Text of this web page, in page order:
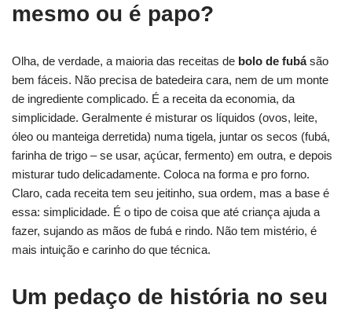
mesmo ou é papo?
Olha, de verdade, a maioria das receitas de bolo de fubásão
bem fáceis. Não precisa de batedeira cara, nem de um monte
de ingrediente complicado. É a receita da economia, da
simplicidade. Geralmente é misturar os líquidos (ovos, leite,
óleo ou manteiga derretida) numa tigela, juntar os secos (fubá,
farinha de trigo – se usar, açúcar, fermento) em outra, e depois
misturar tudo delicadamente. Coloca na forma e pro forno.
Claro, cada receita tem seu jeitinho, sua ordem, mas a base é
essa: simplicidade. É o tipo de coisa que até criança ajuda a
fazer, sujando as mãos de fubá e rindo. Não tem mistério, é
mais intuição e carinho do que técnica.
Um pedaço de história no seu